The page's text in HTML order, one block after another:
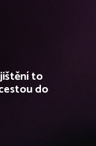
to
do